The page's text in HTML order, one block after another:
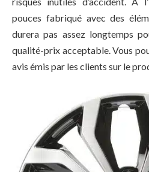
pouces fabriqué avec des
durera pas assez longtemps
qualité-prix acceptable. Vous
avis émis par les clients sur le